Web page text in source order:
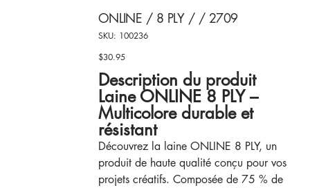
ONLINE / 8 PLY / / 2709
SKU:
SKU
100236
100236
Price
$30.95
Description du produit
Laine ONLINE 8 PLY –
Multicolore durable et
résistant
Découvrez la laine ONLINE 8 PLY, un
produit de haute qualité conçu pour vos
projets créatifs. Composée de 75 % de